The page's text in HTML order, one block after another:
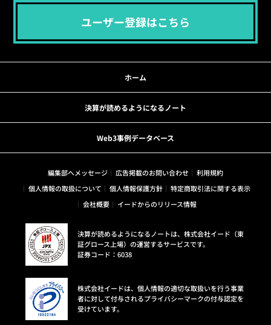
ユーザー登録はこちら
ホーム
決算が読めるようになるノート
Web3事例データベース
編集部へメッセージ 広告掲載のお問い合わせ
利用規約
個人情報の取扱について
個人情報保護方針
特定商取引法に関する表示
会社概要
イードからのリリース情報
決算が読めるようになるノートは、株式会社イード（東
証グロース上場）の運営するサービスです。
証券コード：6038
株式会社イードは、個人情報の適切な取扱いを行う事業
者に対して付与されるプライバシーマークの付与認定を
受けています。